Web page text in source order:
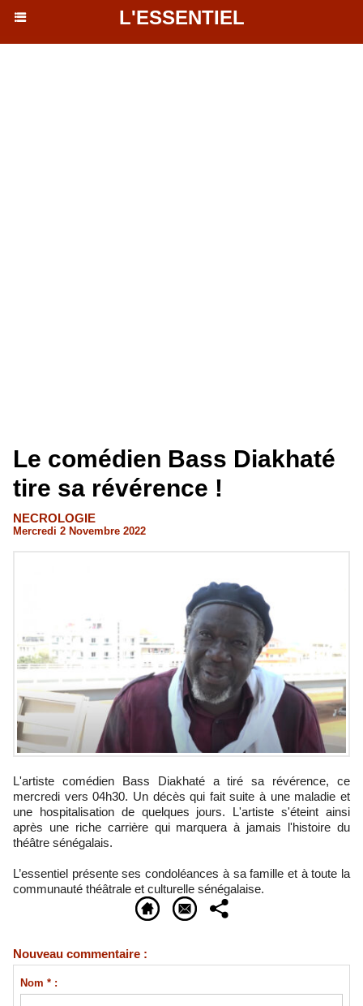
L'ESSENTIEL
Le comédien Bass Diakhaté
tire sa révérence !
NECROLOGIE
Mercredi 2 Novembre 2022
L'artiste comédien Bass Diakhaté a tiré sa révérence, ce
mercredi vers 04h30. Un décès qui fait suite à une maladie et
une hospitalisation de quelques jours. L'artiste s'éteint ainsi
après une riche carrière qui marquera à jamais l'histoire du
théâtre sénégalais.
L’essentiel présente ses condoléances à sa famille et à toute la
communauté théâtrale et culturelle sénégalaise.
Nouveau commentaire :
Nom * :